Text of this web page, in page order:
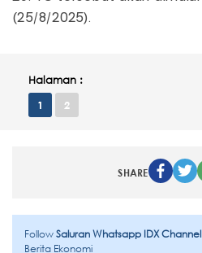
(25/8/2025).
Halaman :
1 2
SHARE
FollowSaluran Whatsapp IDX Channel
Berita Ekonomi